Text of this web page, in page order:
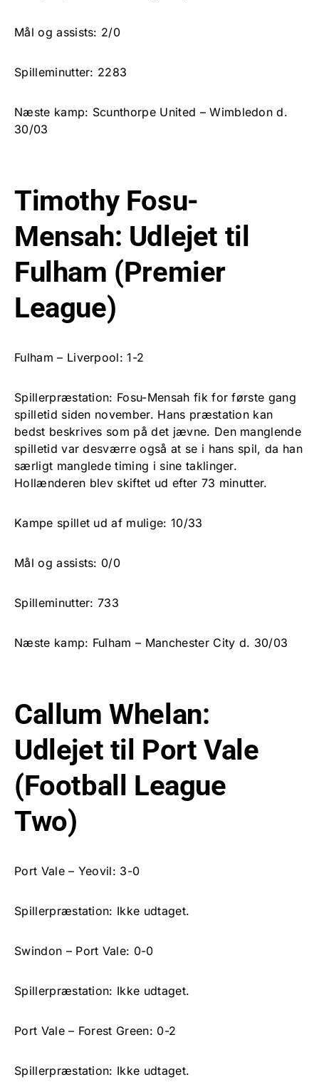
Mål og assists: 2/0
Spilleminutter: 2283
Næste kamp: Scunthorpe United – Wimbledon d.
30/03
Timothy Fosu-
Mensah: Udlejet til
Fulham (Premier
League)
Fulham – Liverpool: 1-2
Spillerpræstation: Fosu-Mensah fik for første gang
spilletid siden november. Hans præstation kan
bedst beskrives som på det jævne. Den manglende
spilletid var desværre også at se i hans spil, da han
særligt manglede timing i sine taklinger.
Hollænderen blev skiftet ud efter 73 minutter.
Kampe spillet ud af mulige: 10/33
Mål og assists: 0/0
Spilleminutter: 733
Næste kamp: Fulham – Manchester City d. 30/03
Callum Whelan:
Udlejet til Port Vale
(Football League
Two)
Port Vale – Yeovil: 3-0
Spillerpræstation: Ikke udtaget.
Swindon – Port Vale: 0-0
Spillerpræstation: Ikke udtaget.
Port Vale – Forest Green: 0-2
Spillerpræstation: Ikke udtaget.